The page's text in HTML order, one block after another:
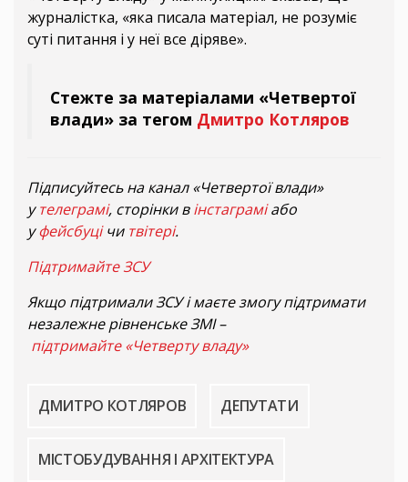
журналістка, «яка писала матеріал, не розуміє
суті питання і у неї все діряве».
Стежте за матеріалами «Четвертої
влади» за тегом Дмитро Котляров
Підписуйтесь на канал «Четвертої влади»
утелеграмі, сторінки вінстаграміабо
уфейсбуцічи твітері.
Підтримайте ЗСУ
Якщо підтримали ЗСУ і маєте змогу підтримати
незалежне рівненське ЗМІ –
підтримайте «Четверту владу»
ДМИТРО КОТЛЯРОВ ДЕПУТАТИ
МІСТОБУДУВАННЯ І АРХІТЕКТУРА